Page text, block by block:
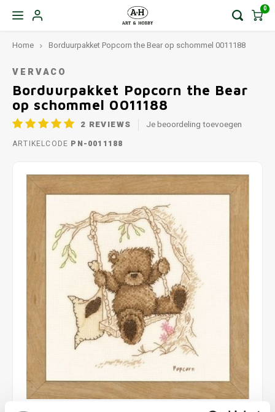
0
Home Borduurpakket Popcorn the Bear op schommel 0011188
VERVACO
Borduurpakket Popcorn the Bear
op schommel 0011188
2 REVIEWS Je beoordeling toevoegen
ARTIKELCODE PN-0011188